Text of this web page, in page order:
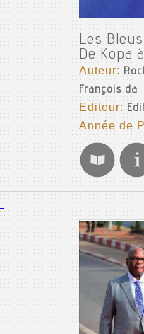
Les
De Kopa
Auteur:
François da
Editeur:
Année de